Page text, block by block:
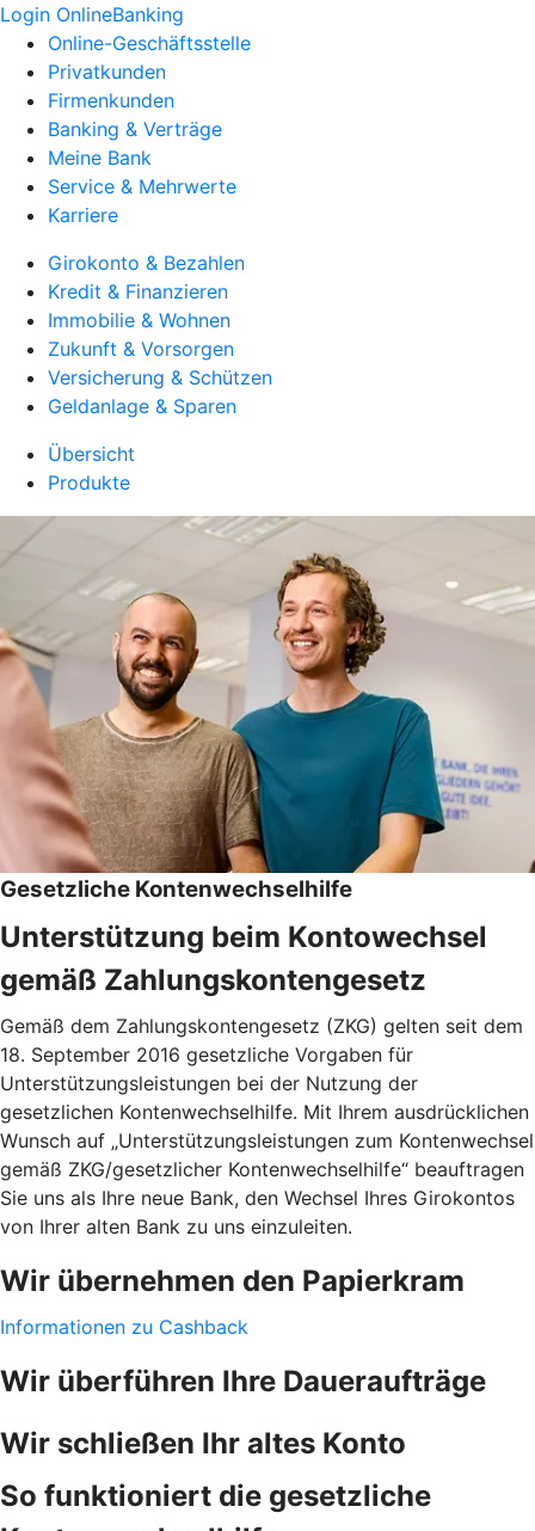
Login OnlineBanking
Online-Geschäftsstelle
Privatkunden
Firmenkunden
Banking & Verträge
Meine Bank
Service & Mehrwerte
Karriere
Girokonto & Bezahlen
Kredit & Finanzieren
Immobilie & Wohnen
Zukunft & Vorsorgen
Versicherung & Schützen
Geldanlage & Sparen
Übersicht
Produkte
Gesetzliche Kontenwechselhilfe
Unterstützung beim Kontowechsel
gemäß Zahlungskontengesetz
Gemäß dem Zahlungskontengesetz (ZKG) gelten seit dem
18. September 2016 gesetzliche Vorgaben für
Unterstützungsleistungen bei der Nutzung der
gesetzlichen Kontenwechselhilfe. Mit Ihrem ausdrücklichen
Wunsch auf „Unterstützungsleistungen zum Kontenwechsel
gemäß ZKG/gesetzlicher Kontenwechselhilfe“ beauftragen
Sie uns als Ihre neue Bank, den Wechsel Ihres Girokontos
von Ihrer alten Bank zu uns einzuleiten.
Wir übernehmen den Papierkram
Informationen zu Cashback
Wir überführen Ihre Daueraufträge
Wir schließen Ihr altes Konto
So funktioniert die gesetzliche